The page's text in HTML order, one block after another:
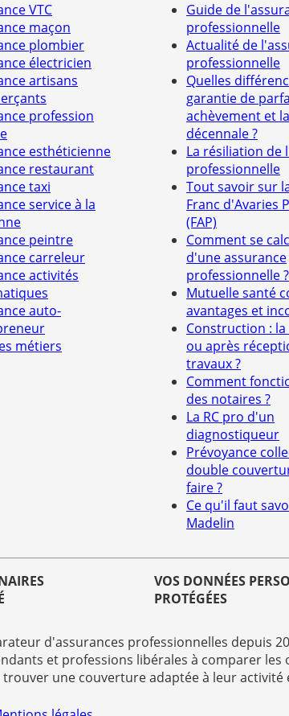
VTC
maçon
plombier
électricien
artisans
profession
esthéticienne
restaurant
taxi
service à la
peintre
carreleur
activités
auto-
métiers
Guide de
professionnelle
Actualité de
professionnelle
Quelles
garantie de
achèvement et
décennale ?
La résiliation de
professionnelle
Tout savoir sur
Franc d'Avaries
(FAP)
Comment se
d'une assurance
professionnelle ?
Mutuelle santé
avantages et
Construction : la
ou après
travaux ?
Comment
des notaires ?
La RC pro d'un
diagnostiqueur
Prévoyance
double
faire ?
Ce qu'il faut
Madelin
VOS DONNÉES
PROTÉGÉES
d'assurances professionnelles depuis
et professions libérales à comparer
trouver une couverture adaptée à leur activité